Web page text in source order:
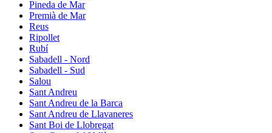
Pineda de Mar
Premià de Mar
Reus
Ripollet
Rubí
Sabadell - Nord
Sabadell - Sud
Salou
Sant Andreu
Sant Andreu de la Barca
Sant Andreu de Llavaneres
Sant Boi de Llobregat